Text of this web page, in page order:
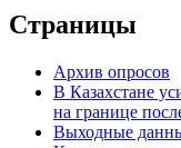
Страницы
Архив опросов
В Казахстане
на границе
Выходные